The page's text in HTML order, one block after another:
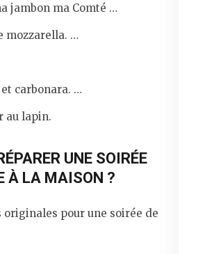
jambon ma Comté …
mozzarella. …
carbonara. …
au lapin.
UNE SOIRÉE
À LA MAISON ?
originales pour une soirée de